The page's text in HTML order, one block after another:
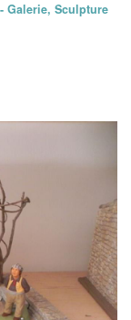
Galerie, Sculpture